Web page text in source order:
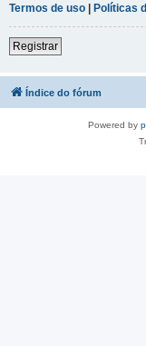
Termos de uso | Políticas
Registrar
Índice do fórum
Powered by